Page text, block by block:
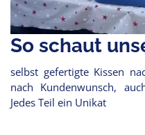
So schaut
selbst gefertigte Kissen
nach Kundenwunsch,
Jedes Teil ein Unikat